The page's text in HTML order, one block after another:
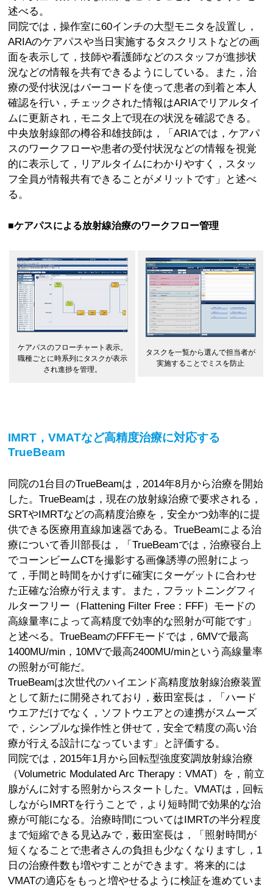
述べる。
同院では，操作室に60インチの大型モニタを設置し，
ARIAのケアパスや当日実施するタスクリストなどの画
面を表示して，技師や看護師などのスタッフが進捗状
況などの情報を共有できるようにしている。また，治
療の受付状況はバーコードを使って患者の到着と本人
確認を行い，チェックされた情報はARIAでリアルタイ
ムに更新され，モニタ上で現在の状況を確認できる。
中央放射線部の樽谷和雄技師は，「ARIAでは，ケアパ
スのワークフローや患者の受付状況などの情報を視覚
的に表示して，リアルタイムにわかりやすく，スタッ
フ全員が情報共有できることがメリットです」と述べ
る。
■ケアパスによる放射線治療のワークフロー管理
ケアパスのフローチャート表示。
職種ごとに時系列にタスクが表示
され進捗を管理。
タスクを一覧から選んで担当者が
実施することでミスを防止
IMRT，VMATなど高精度治療に対応する
TrueBeam
同院の1台目のTrueBeamは，2014年8月から治療を開始
した。TrueBeamは，現在の放射線治療で要求される，
SRTやIMRTなどの高精度治療を，安全かつ効率的に提
供できる医療用直線加速器である。TrueBeamによる治
療について香川部長は，「TrueBeamでは，治療寝台上
でコーンビームCTを撮影する画像誘導の照射によっ
て，手間と時間をかけずに確実にターゲットに合わせ
た正確な治療が行えます。また，フラットニングフィ
ルターフリー（Flattening Filter Free：FFF）モードの
高線量率によって高精度で効率的な照射が可能です」
と述べる。TrueBeamのFFFモードでは，6MVで最高
1400MU/min，10MVで最高2400MU/minという高線量率
の照射が可能だ。
TrueBeamは次世代のハイエンド高精度放射線治療装置
として新たに開発されており，薮田室長は，「ハード
ウエアだけでなく，ソフトウエアとの連携がスムーズ
で，シンプルな操作性と併せて，安全で精度の高い治
療が行える設計になっています」と評価する。
同院では，2015年1月から回転型強度変調放射線治療
（Volumetric Modulated Arc Therapy：VMAT）を，前立
腺がんに対する照射からスタートした。VMATは，回転
しながらIMRTを行うことで，より短時間で効果的な治
療が可能になる。治療時間についてはIMRTの半分程度
まで短縮できる見込みで，薮田室長は，「照射時間が
短くなることで患者さんの負担も少なくなりますし，1
日の治療件数も増やすことができます。将来的には
VMATの適応をもっと増やせるように検証を進めていま